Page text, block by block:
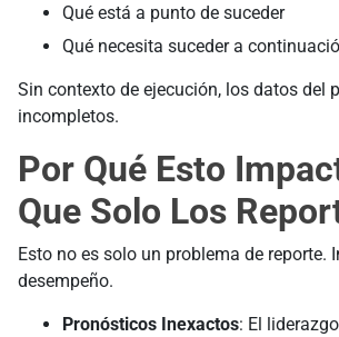
Qué está a punto de suceder
Qué necesita suceder a
Sin contexto de ejecución, los datos del
incompletos.
Por Qué Esto
Que Solo Los
Esto no es solo un problema de reporte.
desempeño.
Pronósticos Inexactos: El